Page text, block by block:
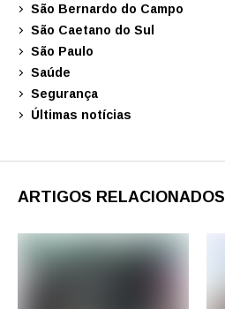
São Bernardo do Campo
São Caetano do Sul
São Paulo
Saúde
Segurança
Últimas notícias
ARTIGOS RELACIONADOS